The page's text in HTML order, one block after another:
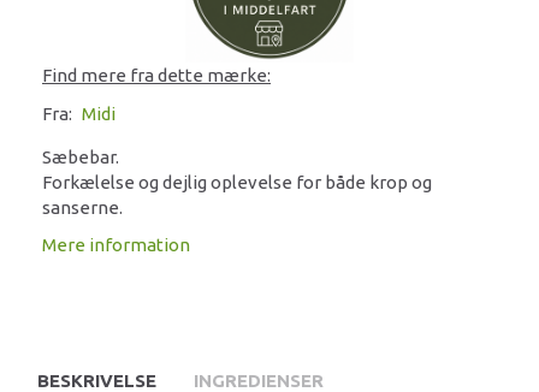
Find mere fra dette mærke:
Fra: Midi
Sæbebar.
Forkælelse og dejlig oplevelse for både krop og
sanserne.
Mere information
BESKRIVELSE INGREDIENSER